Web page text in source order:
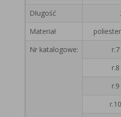
Długość
Materiał
Nr katalogowe: